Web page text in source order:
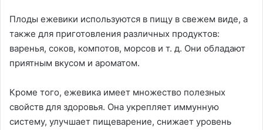
Плоды ежевики используются в пищу в свежем виде, а
также для приготовления различных продуктов:
варенья, соков, компотов, морсов и т. д. Они обладают
приятным вкусом и ароматом.
Кроме того, ежевика имеет множество полезных
свойств для здоровья. Она укрепляет иммунную
систему, улучшает пищеварение, снижает уровень